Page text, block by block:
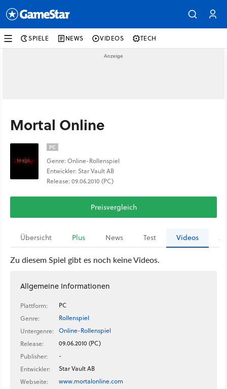
SPIELE NEWS VIDEOS TECH
Mortal Online
PC
Genre: Online-Rollenspiel
Entwickler: Star Vault AB
Release: 09.06.2010 (PC)
Preisvergleich
Übersicht Plus News Test Videos
Zu diesem Spiel gibt es noch keine Videos.
Allgemeine Informationen
Plattform:
PC
Genre:
Rollenspiel
Untergenre:
Online-Rollenspiel
Release:
09.06.2010 (PC)
Publisher:
-
Entwickler:
Star Vault AB
Webseite:
www.mortalonline.com